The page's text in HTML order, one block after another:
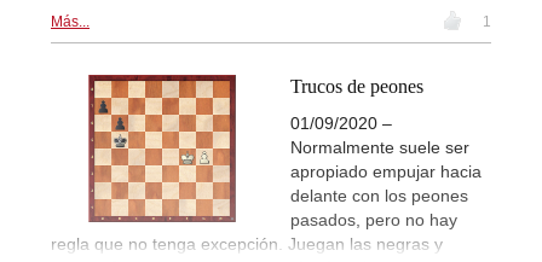
Más... 1
Trucos de peones
01/09/2020 –
Normalmente suele ser
apropiado empujar hacia
delante con los peones
pasados, pero no hay
regla que no tenga excepción. Juegan las negras y